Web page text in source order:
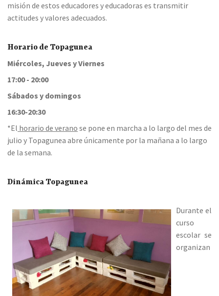
misión de estos educadores y educadoras es transmitir
actitudes y valores adecuados.
Horario de Topagunea
Miércoles, Jueves y Viernes
17:00 - 20:00
Sábados y domingos
16:30-20:30
*El horario de verano se pone en marcha a lo largo del mes de
julio y Topagunea abre únicamente por la mañana a lo largo
de la semana.
Dinámica Topagunea
Durante el
curso
escolar se
organizan